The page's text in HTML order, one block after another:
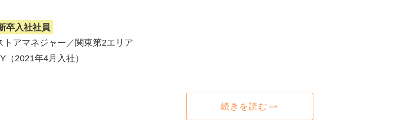
卒入社社員
トアマネジャー／関東第2エリア
（2021年4月入社）
続きを読む